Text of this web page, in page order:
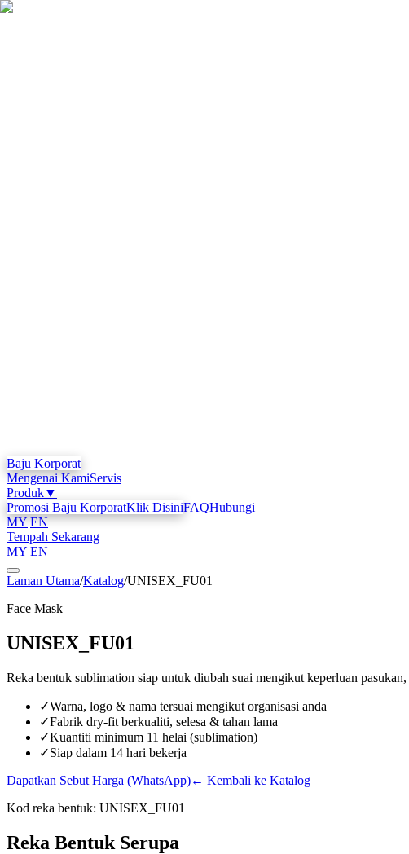
Baju Korporat
Mengenai KamiServis
Produk▼
Promosi Baju KorporatKlik DisiniFAQHubungi
MY|EN
Tempah Sekarang
MY|EN
Laman Utama/Katalog/UNISEX_FU01
Face Mask
UNISEX_FU01
Reka bentuk sublimation siap untuk diubah suai mengikut keperluan
✓Warna, logo & nama tersuai mengikut organisasi anda
✓Fabrik dry-fit berkualiti, selesa & tahan lama
✓Kuantiti minimum 11 helai (sublimation)
✓Siap dalam 14 hari bekerja
Dapatkan Sebut Harga (WhatsApp)← Kembali ke Katalog
Kod reka bentuk: UNISEX_FU01
Reka Bentuk Serupa